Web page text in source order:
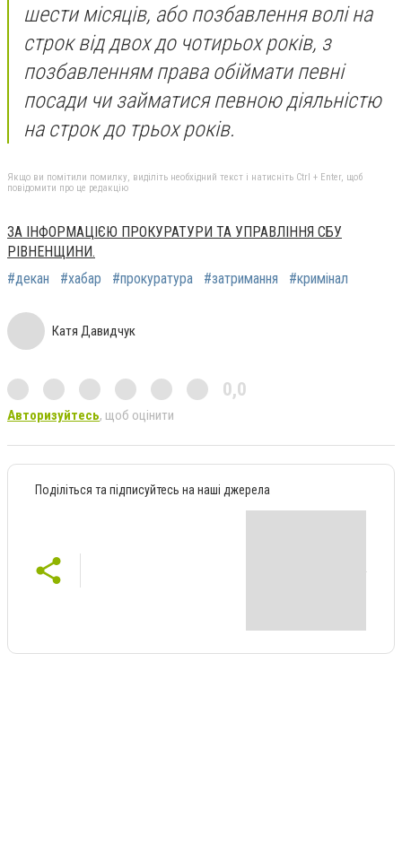
шести місяців, або позбавлення волі на
строк від двох до чотирьох років, з
позбавленням права обіймати певні
посади чи займатися певною діяльністю
на строк до трьох років.
Якщо ви помітили помилку, виділіть необхідний текст і натисніть Ctrl + Enter, щоб
повідомити про це редакцію
ЗА ІНФОРМАЦІЄЮ ПРОКУРАТУРИ ТА УПРАВЛІННЯ СБУ
РІВНЕНЩИНИ.
#декан
#хабар #прокуратура #затримання #кримінал
Катя Давидчук
0,0
Авторизуйтесь, щоб оцінити
Поділіться та підписуйтесь на наші джерела